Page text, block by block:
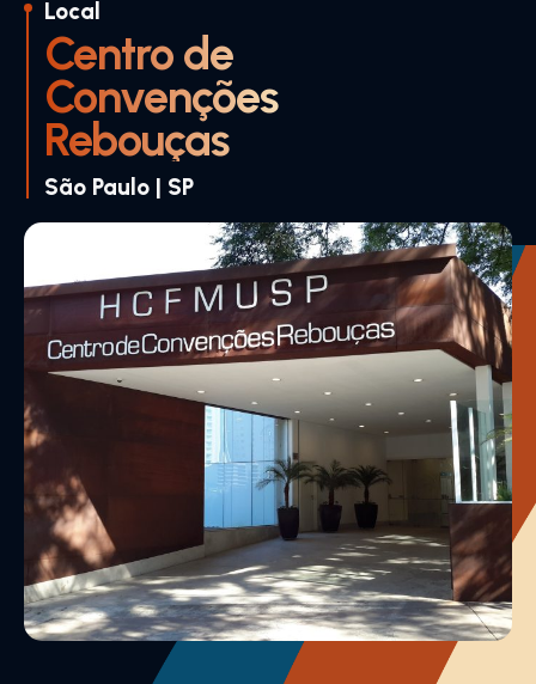
Local
Centro de
Convenções
Rebouças
São Paulo | SP